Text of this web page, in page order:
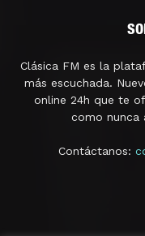
Clásica FM es la
más escuchada.
online 24h que te
como nunca
Contáctanos: